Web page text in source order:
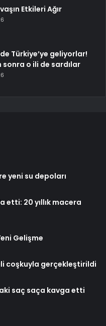
Etkileri Ağır
Türkiye’ye geliyorlar!
sonra o ili de sardılar
yeni su depoları
etti: 20 yıllık macera
Gelişme
coşkuyla gerçekleştirildi
saç saça kavga etti